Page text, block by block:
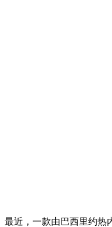
最近，一款由巴西里约热